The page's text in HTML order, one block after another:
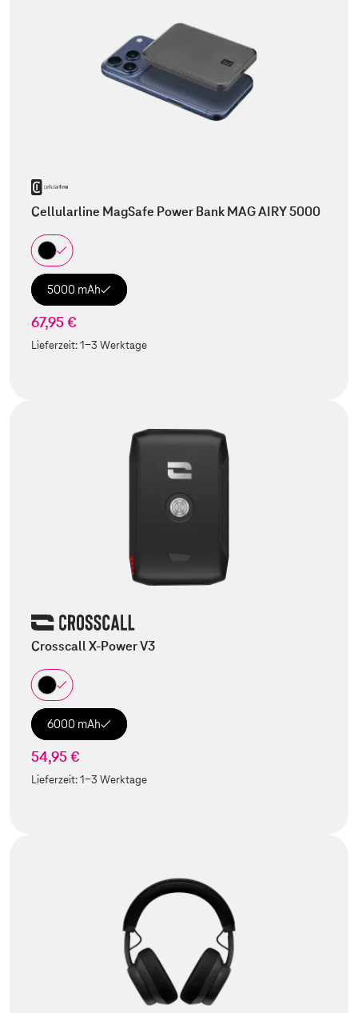
Cellularline MagSafe Power Bank MAG AIRY 5000
5000 mAh
67,95 €
Lieferzeit:1-3 Werktage
Crosscall X-Power V3
6000 mAh
54,95 €
Lieferzeit:1-3 Werktage